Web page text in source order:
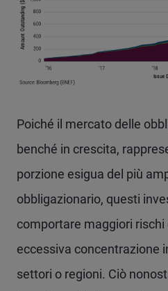
Poiché il mercato delle
benché in crescita,
porzione esigua del più
obbligazionario, questi
comportare maggiori rischi
eccessiva concentrazione
settori o regioni. Ciò